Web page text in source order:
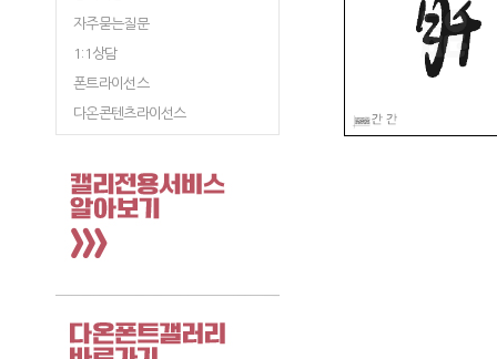
자주묻는질문
1:1상담
폰트라이선스
다온콘텐츠라이선스